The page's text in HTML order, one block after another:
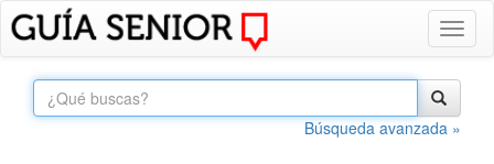
Búsqueda avanzada »